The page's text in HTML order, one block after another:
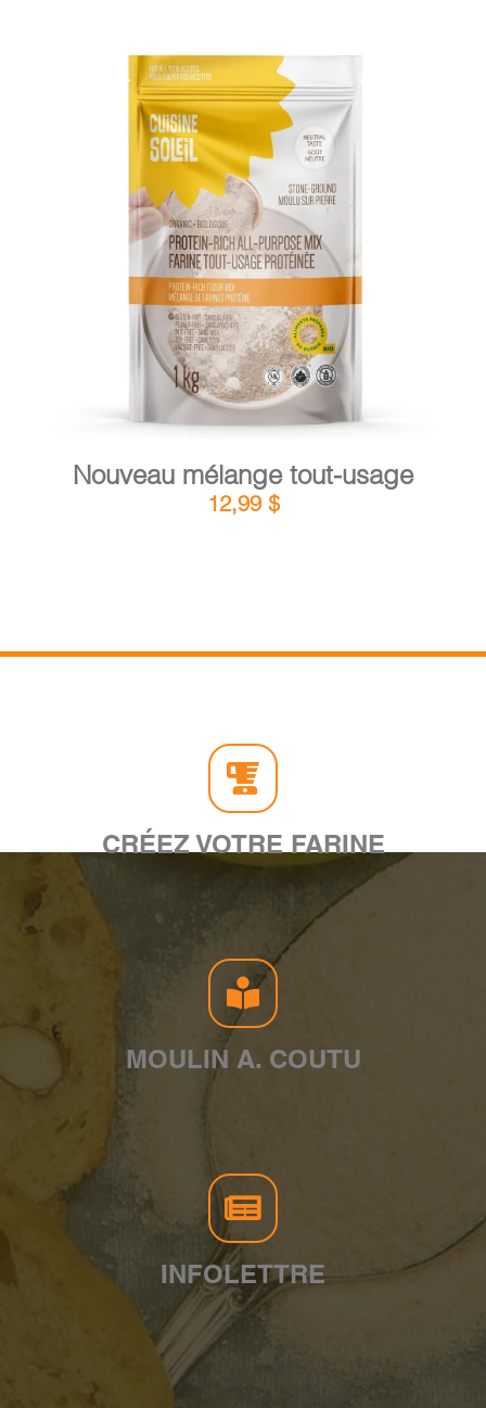
AJOUTER AU PANIER / DÉTAILS
Nouveau mélange tout-usage
12,99 $
CRÉEZ VOTRE FARINE
MOULIN A. COUTU
INFOLETTRE